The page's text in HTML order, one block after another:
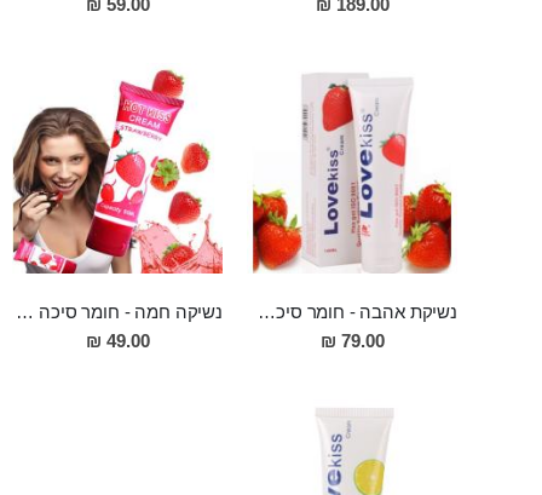
189.00 ₪
59.00 ₪
נשיקת אהבה - חומר סיכה בטעם תות 100מ"ל
79.00 ₪
נשיקה חמה - חומר סיכה בטעם תות
49.00 ₪